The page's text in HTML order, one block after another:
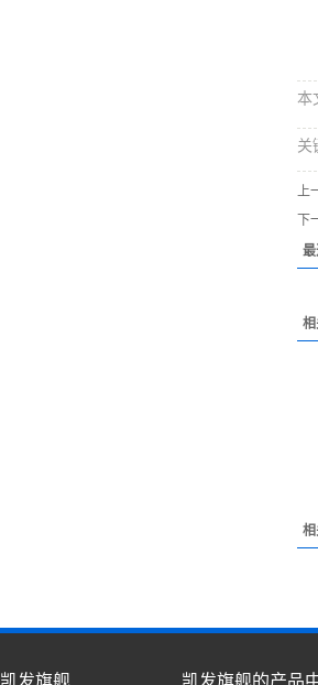
本
关
上
下
最
相
相
凯发旗舰 凯发旗舰的产品